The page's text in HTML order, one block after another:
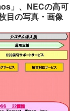
スポーツ
その他
ショッピング
」、NECの高可
目の写真・画像